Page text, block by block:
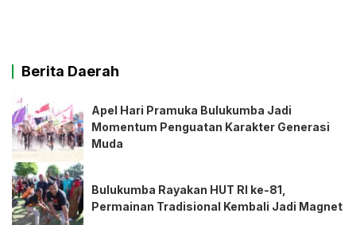
Berita Daerah
Apel Hari Pramuka Bulukumba Jadi
Momentum Penguatan Karakter Generasi
Muda
Bulukumba Rayakan HUT RI ke-81,
Permainan Tradisional Kembali Jadi Magnet